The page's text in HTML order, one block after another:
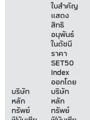
บริษัท
หลัก
ทรัพย์
ใบสำคัญ
แสดง
สิทธิ
อนุพันธ์
ในดัชนี
ราคา
SET50
Index
ออกโดย
บริษัท
หลัก
ทรัพย์